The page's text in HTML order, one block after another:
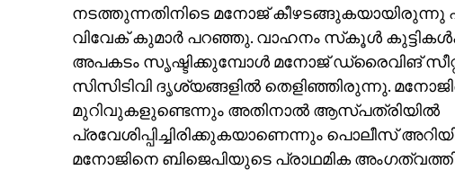
നടത്തുന്നതിനിടെ മനോജ്
വിവേക് കുമാര്‍ പറഞ്ഞു. വാഹനം സ്‌കൂള്‍
അപകടം സൃഷ്ടിക്കുമ്പോള്‍ മനോജ് ഡ്രൈവിങ്
സിസിടിവി ദൃശ്യങ്ങളില്‍ തെളിഞ്ഞിരുന്നു.
മുറിവുകളുണ്ടെന്നും അതിനാല്‍ ആസ്പത്രിയില്‍
പ്രവേശിപ്പിച്ചിരിക്കുകയാണെന്നും പൊലീസ്
മനോജിനെ ബിജെപിയുടെ പ്രാഥമിക